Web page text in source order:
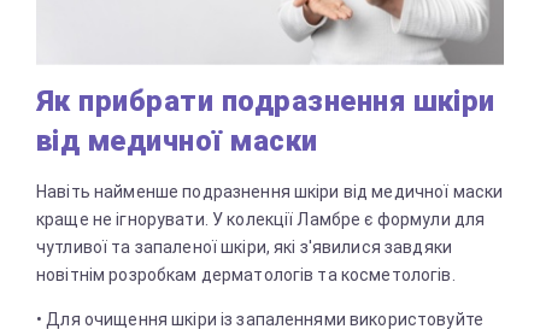
Як прибрати подразнення шкіри
від медичної маски
Навіть найменше подразнення шкіри від медичної маски
краще не ігнорувати. У колекції Ламбре є формули для
чутливої ​​та запаленої шкіри, які з'явилися завдяки
новітнім розробкам дерматологів та косметологів.
• Для очищення шкіри із запаленнями використовуйте